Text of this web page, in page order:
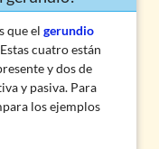
que el gerundio
cuatro están
y dos de
y pasiva. Para
los ejemplos